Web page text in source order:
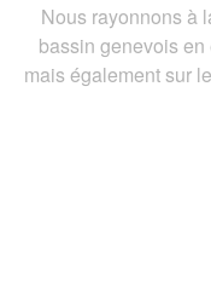
Nous rayonnons à
bassin genevois
mais également sur